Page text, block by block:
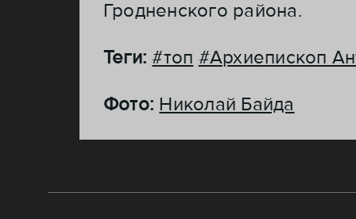
Гродненского района.
Теги:#топ #Архиепископ
Фото: Николай Байда